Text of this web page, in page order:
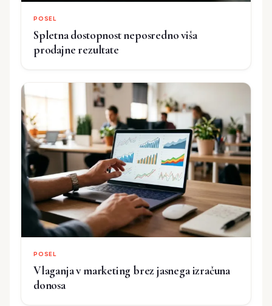
POSEL
Spletna dostopnost neposredno viša
prodajne rezultate
POSEL
Vlaganja v marketing brez jasnega izračuna
donosa